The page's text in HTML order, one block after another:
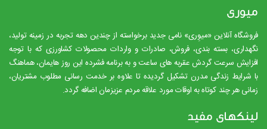
میوری
فروشگاه آنلاین «میوِری» نامی جدید برخواسته از چندین دهه تجربه در زمینه تولید،
نگهداری، بسته بندی، فروش، صادرات و واردات محصولات کشاورزی که با توجه
افزایش سرعت گردش عقربه های ساعت و به برنامه فشرده این روز هایمان، هماهنگ
با شرایط زندگی مدرن تشکیل گردیده تا علاوه بر خدمت رسانی مطلوب مشتریان،
زمانی هر چند کوتاه به اوقات مورد علاقه مردم عزیزمان اضافه گردد.
لینکهای مفید